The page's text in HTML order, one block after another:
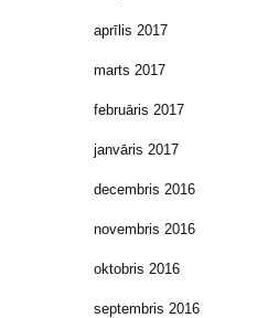
aprīlis 2017
marts 2017
februāris 2017
janvāris 2017
decembris 2016
novembris 2016
oktobris 2016
septembris 2016